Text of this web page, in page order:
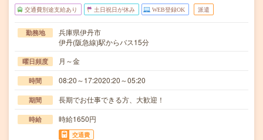
交通費別途支給あり 土日祝日が休み WEB登録OK 派遣
勤務地
兵庫県伊丹市
伊丹(阪急線)駅からバス15分
曜日頻度 月～金
時間 08:20～17:2020:20～05:20
期間 長期でお仕事できる方、大歓迎！
時給 時給1650円
交通費